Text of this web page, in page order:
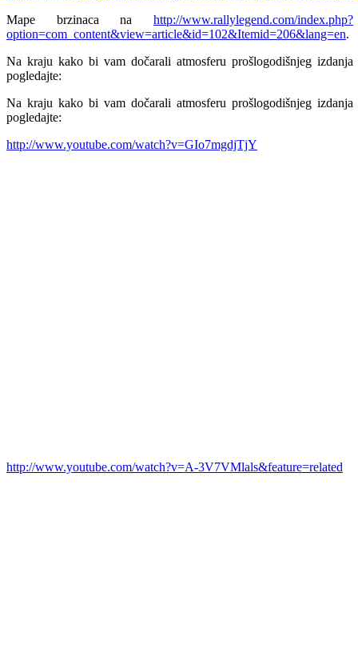
Mape brzinaca na http://www.rallylegend.com/index.php?
option=com_content&view=article&id=102&Itemid=206&lang=en.
Na kraju kako bi vam dočarali atmosferu prošlogodišnjeg izdanja
pogledajte:
Na kraju kako bi vam dočarali atmosferu prošlogodišnjeg izdanja
pogledajte:
http://www.youtube.com/watch?v=GIo7mgdjTjY
http://www.youtube.com/watch?v=A-3V7VMlals&feature=related